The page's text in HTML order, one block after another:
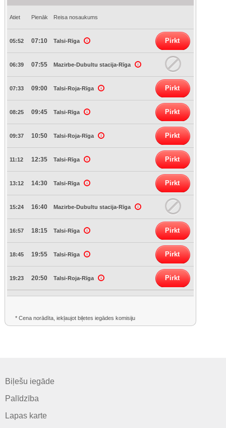
Atiet Pienāk Reisa nosaukums
05:52 07:10 Talsi-Rīga Pirkt
06:39 07:55 Mazirbe-Dubultu stacija-Rīga
07:33 09:00 Talsi-Roja-Rīga Pirkt
08:25 09:45 Talsi-Rīga Pirkt
09:37 10:50 Talsi-Roja-Rīga Pirkt
11:12 12:35 Talsi-Rīga Pirkt
13:12 14:30 Talsi-Rīga Pirkt
15:24 16:40 Mazirbe-Dubultu stacija-Rīga
16:57 18:15 Talsi-Rīga Pirkt
18:45 19:55 Talsi-Rīga Pirkt
19:23 20:50 Talsi-Roja-Rīga Pirkt
* Cena norādīta, iekļaujot biļetes iegādes komisiju
Biļešu iegāde
Palīdzība
Lapas karte